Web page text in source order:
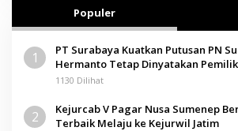
Populer
1
PT Surabaya Kuatkan Putusan PN
Hermanto Tetap Dinyatakan
Pamolokan
1130 Dilihat
2
Kejurcab V Pagar Nusa Sumenep
Terbaik Melaju ke Kejurwil Jatim